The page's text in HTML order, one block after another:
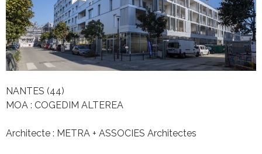
NANTES (44)
MOA : COGEDIM ALTEREA
Architecte : METRA + ASSOCIES Architectes